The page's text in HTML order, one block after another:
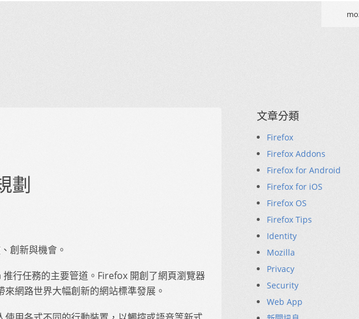
劃
創新與機會。
行任務的主要管道。Firefox 開創了網頁瀏覽器
網路世界大幅創新的網站標準發展。
文章分類
Firefox
Firefox Addons
Firefox for Android
Firefox for iOS
Firefox OS
Firefox Tips
Identity
Mozilla
Privacy
Security
Web App